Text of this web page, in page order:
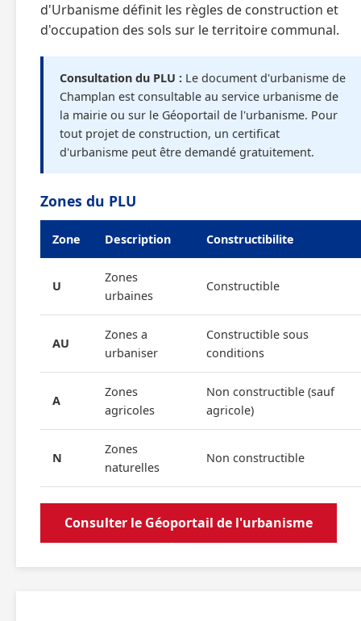
d'Urbanisme définit les règles de construction et
d'occupation des sols sur le territoire communal.
Consultation du PLU : Le document d'urbanisme de
Champlan est consultable au service urbanisme de
la mairie ou sur le Géoportail de l'urbanisme. Pour
tout projet de construction, un certificat
d'urbanisme peut être demandé gratuitement.
Zones du PLU
Zone Description Constructibilite
U
Zones
urbaines
Constructible
AU
Zones a
urbaniser
Constructible sous
conditions
A
Zones
agricoles
Non constructible (sauf
agricole)
N
Zones
naturelles
Non constructible
Consulter le Géoportail de l'urbanisme